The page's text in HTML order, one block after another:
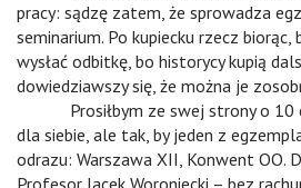
pracy: sądzę zatem, że sprowadza
seminarium. Po kupiecku rzecz biorąc,
wysłać odbitkę, bo historycy kupią
dowiedziawszy się, że można je
Prosiłbym ze swej strony o 10
dla siebie, ale tak, by jeden z
odrazu: Warszawa XII, Konwent OO.
Profesor Jacek Woroniecki – bez